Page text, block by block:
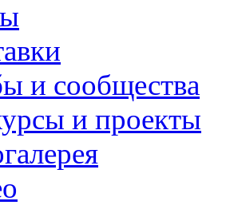
и сообщества
и проекты